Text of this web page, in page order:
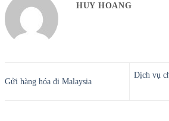
HUY HOANG
Gửi hàng hóa đi Malaysia
Dịch vụ